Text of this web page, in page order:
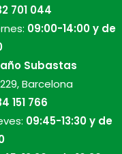
701 044
09:00-14:00 y de
Subastas
Barcelona
151 766
09:45-13:30 y de